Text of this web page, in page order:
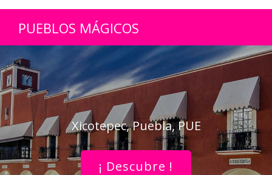
PUEBLOS MÁGICOS
Xicotepec, Puebla, PUE
¡ Descubre !